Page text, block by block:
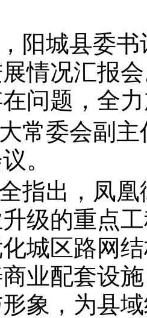
阳城县委
情况汇报
问题，全
常委会副
。
指出，凤
级的重点
城区路网
业配套设
象，为县